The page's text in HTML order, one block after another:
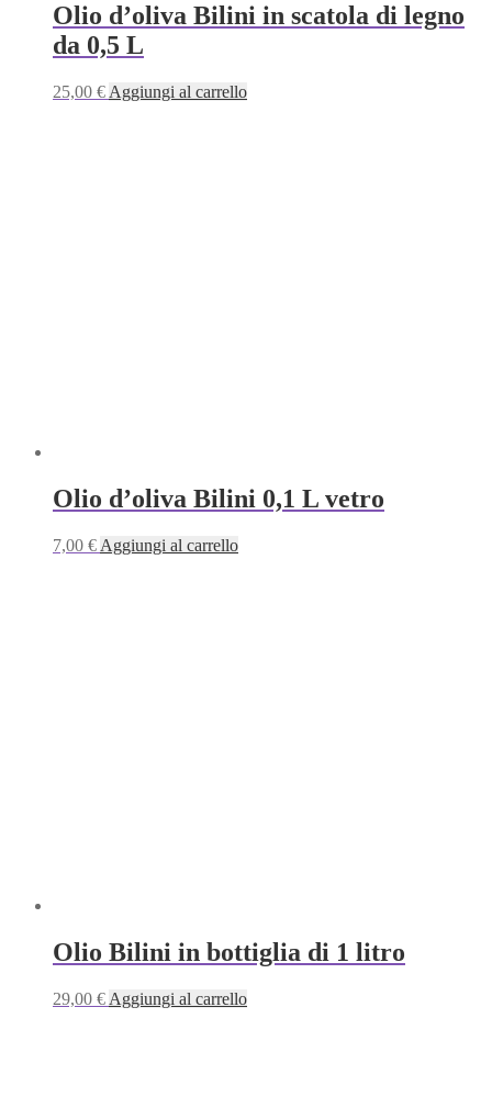
Olio d’oliva Bilini in scatola di legno
da 0,5 L
25,00 € Aggiungi al carrello
Olio d’oliva Bilini 0,1 L vetro
7,00 € Aggiungi al carrello
Olio Bilini in bottiglia di 1 litro
29,00 € Aggiungi al carrello